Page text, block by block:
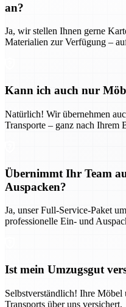
an?
Ja, wir stellen Ihnen gerne
Materialien zur Verfügung –
Kann ich auch nur
Natürlich! Wir übernehmen
Transporte – ganz nach Ihrem
Übernimmt Ihr Team
Auspacken?
Ja, unser Full-Service-Paket
professionelle Ein- und
Ist mein Umzugsgut
Selbstverständlich! Ihre Möbel
Transports über uns versichert.